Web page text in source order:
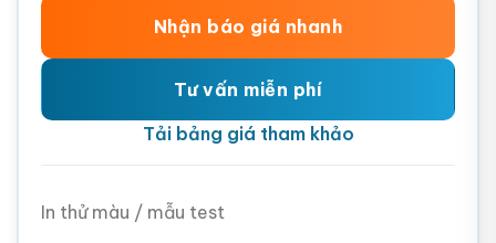
Nhận báo giá nhanh
Tư vấn miễn phí
Tải bảng giá tham khảo
In thử màu / mẫu test